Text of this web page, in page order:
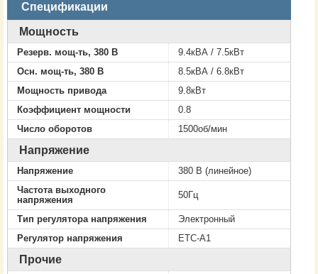
Спецификации
Мощность
Резерв. мощ-ть, 380 В
9.4кВА / 7.5кВт
Осн. мощ-ть, 380 В
8.5кВА / 6.8кВт
Мощность привода
9.8кВт
Коэффициент мощности
0.8
Число оборотов
1500об/мин
Напряжение
Напряжение
380 В (линейное)
Частота выходного
напряжения
50Гц
Тип регулятора напряжения
Электронный
Регулятор напряжения
ETC-A1
Прочие